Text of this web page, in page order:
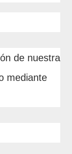
de nuestra
mediante